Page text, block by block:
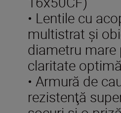
• Lentile cu
multistrat şi
diametru mare
claritate
• Armură de
rezistenţă